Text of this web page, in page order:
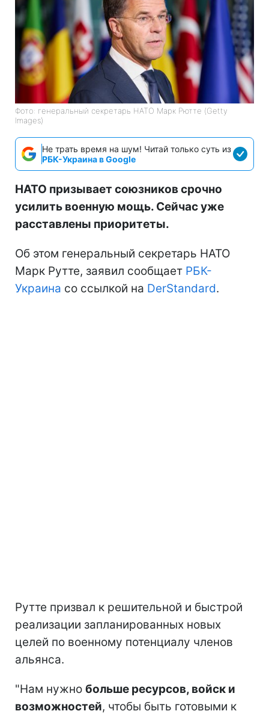
Фото: генеральный секретарь НАТО Марк Рютте (Getty
Images)
Не трать время на шум! Читай только суть из
РБК-Украина в Google
НАТО призывает союзников срочно
усилить военную мощь. Сейчас уже
расставлены приоритеты.
Об этом генеральный секретарь НАТО
Марк Рутте, заявил сообщает РБК-
Украина со ссылкой на DerStandard.
Рутте призвал к решительной и быстрой
реализации запланированных новых
целей по военному потенциалу членов
альянса.
"Нам нужно больше ресурсов, войск и
возможностей, чтобы быть готовыми к